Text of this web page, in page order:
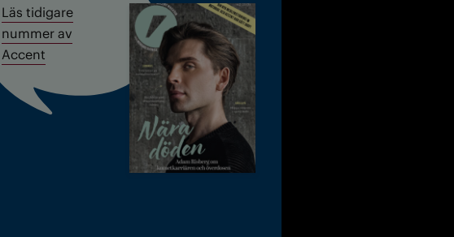
Läs tidigare
nummer av
Accent